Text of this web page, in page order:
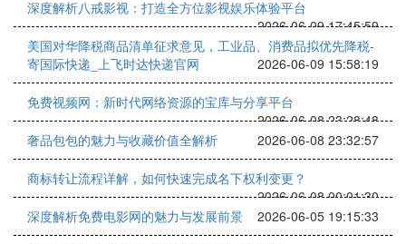
深度解析八戒影视：打造全方位影视娱乐体验平台
2026-06-09 17:45:59
美国对华降税商品清单征求意见，工业品、消费品拟优先降税-
寄国际快递_上飞时达快递官网
2026-06-09 15:58:19
免费视频网：新时代网络资源的宝库与分享平台
2026-06-08 23:28:48
奢品包包的魅力与收藏价值全解析
2026-06-08 23:32:57
商标转让流程详解，如何快速完成名下权利变更？
2026-06-08 00:01:30
深度解析免费电影网的魅力与发展前景
2026-06-05 19:15:33